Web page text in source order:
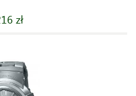
zł